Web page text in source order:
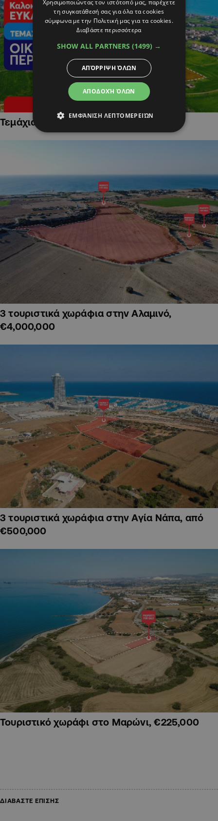
Τεμάχια Γης σε Οικιστικές Περιοχές
3 τουριστικά χωράφια στην Αλαμινό,
€4,000,000
3 τουριστικά χωράφια στην Αγία Νάπα, από
€500,000
Τουριστικό χωράφι στο Μαρώνι, €225,000
ΔΙΑΒΑΣΤΕ ΕΠΙΣΗΣ
Χρησιμοποιώντας τον ιστότοπό μας, παρέχετε
τη συγκατάθεσή σας για όλα τα cookies
σύμφωνα με την Πολιτική μας για τα cookies.
Διαβάστε περισσότερα
SHOW ALL PARTNERS (1499) →
ΑΠΟΔΟΧΉ ΌΛΩΝ
ΑΠΌΡΡΙΨΗ ΌΛΩΝ
ΕΜΦΆΝΙΣΗ ΛΕΠΤΟΜΕΡΕΙΏΝ